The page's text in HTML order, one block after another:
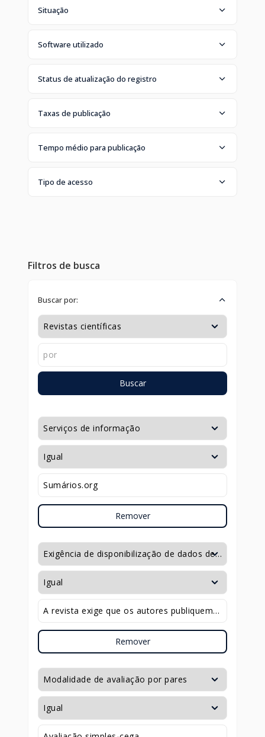
Situação
Software utilizado
Status de atualização do registro
Taxas de publicação
Tempo médio para publicação
Tipo de acesso
Filtros de busca
Buscar por:
Buscar
Remover
Remover